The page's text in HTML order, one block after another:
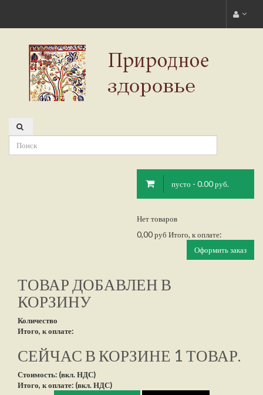
пусто - 0.00 руб.
Нет товаров
0,00 руб Итого, к оплате:
Оформить заказ
ТОВАР ДОБАВЛЕН В
КОРЗИНУ
Количество
Итого, к оплате:
СЕЙЧАС В КОРЗИНЕ 1 ТОВАР.
Стоимость: (вкл. НДС)
Итого, к оплате: (вкл. НДС)